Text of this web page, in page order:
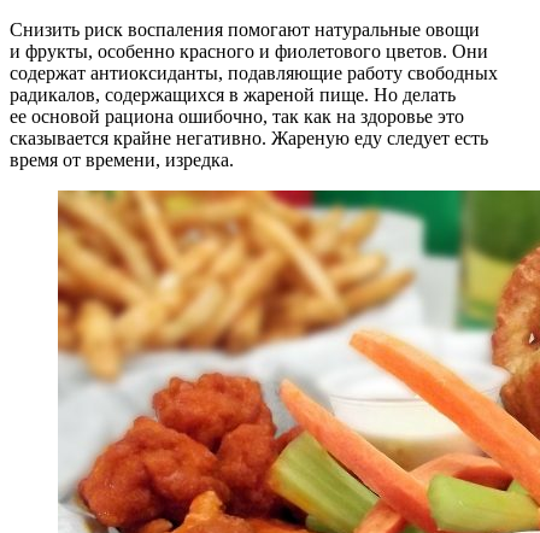
Снизить риск воспаления помогают натуральные овощи
и фрукты, особенно красного и фиолетового цветов. Они
содержат антиоксиданты, подавляющие работу свободных
радикалов, содержащихся в жареной пище. Но делать
ее основой рациона ошибочно, так как на здоровье это
сказывается крайне негативно. Жареную еду следует есть
время от времени, изредка.